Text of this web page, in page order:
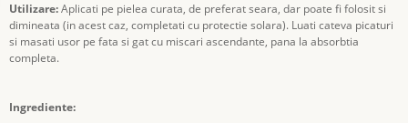
Utilizare:Aplicati pe pielea curata, de preferat seara, dar poate fi folosit si
dimineata (in acest caz, completati cu protectie solara). Luati cateva picaturi
si masati usor pe fata si gat cu miscari ascendante, pana la absorbtia
completa.
Ingrediente: